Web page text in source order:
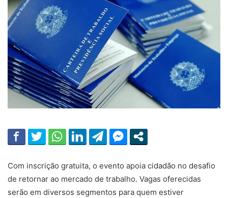
Com inscrição gratuita, o evento apoia cidadão no desafio
de retornar ao mercado de trabalho. Vagas oferecidas
serão em diversos segmentos para quem estiver